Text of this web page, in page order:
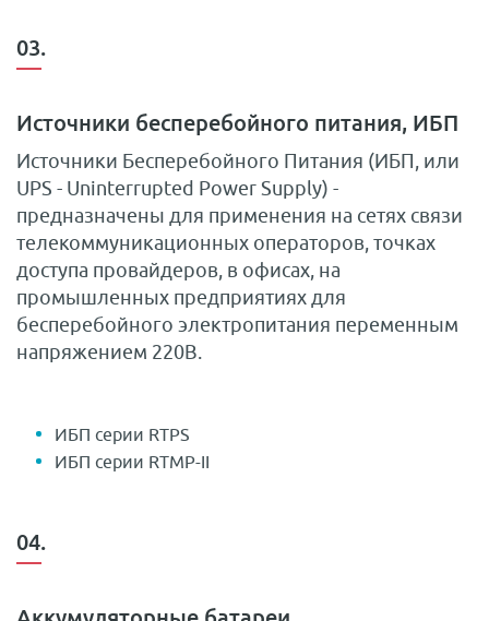
03.
Источники бесперебойного питания, ИБП
Источники Бесперебойного Питания (ИБП, или
UPS - Uninterrupted Power Supply) -
предназначены для применения на сетях связи
телекоммуникационных операторов, точках
доступа провайдеров, в офисах, на
промышленных предприятиях для
бесперебойного электропитания переменным
напряжением 220В.
ИБП серии RTPS
ИБП серии RTMP-II
04.